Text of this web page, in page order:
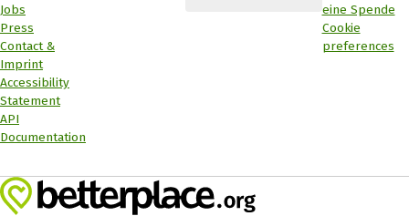
Jobs
Press
Contact &
Imprint
Accessibility
Statement
API
Documentation
eine Spende
Cookie
preferences